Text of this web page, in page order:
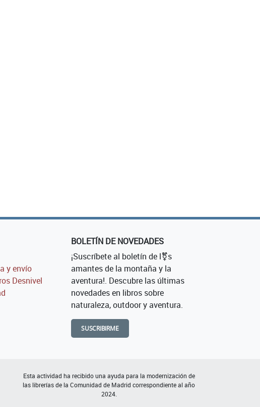
y envío
Desnivel
BOLETÍN DE NOVEDADES
¡Suscríbete al boletín de l⚧s
amantes de la montaña y la
aventura!. Descubre las últimas
novedades en libros sobre
naturaleza, outdoor y aventura.
SUSCRIBIRME
Esta actividad ha recibido una ayuda para la modernización de
las librerías de la Comunidad de Madrid correspondiente al año
2024.